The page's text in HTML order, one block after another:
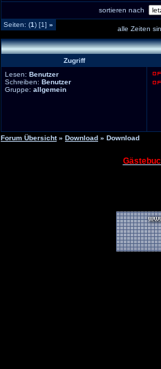
sortieren nach
Seiten: (1) [1] »
alle Zeiten
Zugriff
Lesen: Benutzer
Schreiben: Benutzer
Gruppe: allgemein
Forum Übersicht » Download » Download